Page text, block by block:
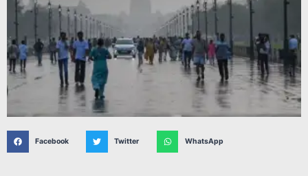
Facebook Twitter WhatsApp